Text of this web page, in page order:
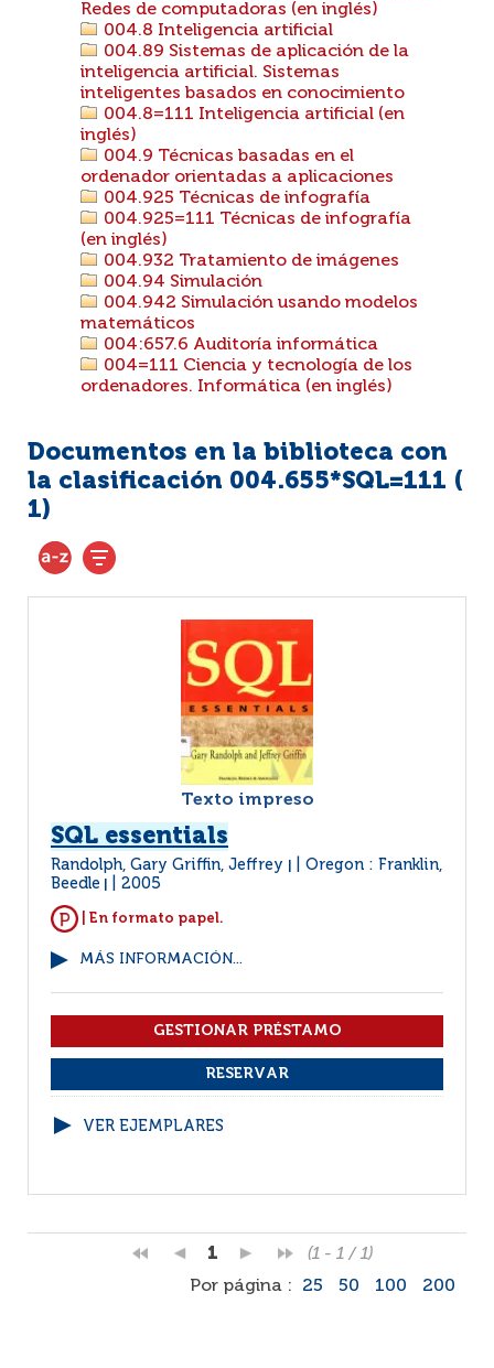
Redes de computadoras (en inglés)
004.8 Inteligencia artificial
004.89 Sistemas de aplicación de la
inteligencia artificial. Sistemas
inteligentes basados en conocimiento
004.8=111 Inteligencia artificial (en
inglés)
004.9 Técnicas basadas en el
ordenador orientadas a aplicaciones
004.925 Técnicas de infografía
004.925=111 Técnicas de infografía
(en inglés)
004.932 Tratamiento de imágenes
004.94 Simulación
004.942 Simulación usando modelos
matemáticos
004:657.6 Auditoría informática
004=111 Ciencia y tecnología de los
ordenadores. Informática (en inglés)
Documentos en la biblioteca con
la clasificación 004.655*SQL=111 (
1)
Texto impreso
SQL essentials
Randolph, Gary Griffin, Jeffrey
Oregon : Franklin,
Beedle
2005
| En formato papel.
MÁS INFORMACIÓN...
VER EJEMPLARES
1
(1 - 1 / 1)
Por página :
25 50 100 200